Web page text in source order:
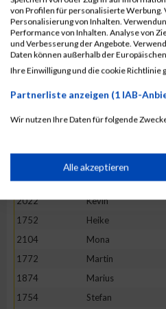
1724
Frederic
1895
Hannah
1907
Nathalie
2090
Daniel
1904
Sophie
Maurice
1851
Ralph
2022
Kevin
1752
Heike
2104
Mona
1772
Martin
1874
Marius
1754
Stefan
von Profilen für personalisierte
Personalisierung von Inhalten.
Performance von Inhalten. Analyse von
und Verbesserung der Angebote.
Daten können außerhalb der
Ihre Einwilligung und die cookie Richtlinie
Partnerliste anzeigen (1 IAB-
Wir nutzen Ihre Daten für folgende
Speichern von oder Zugriff auf
Verwendung reduzierter Daten
Verwendung von Profilen zur
Alle akzeptieren